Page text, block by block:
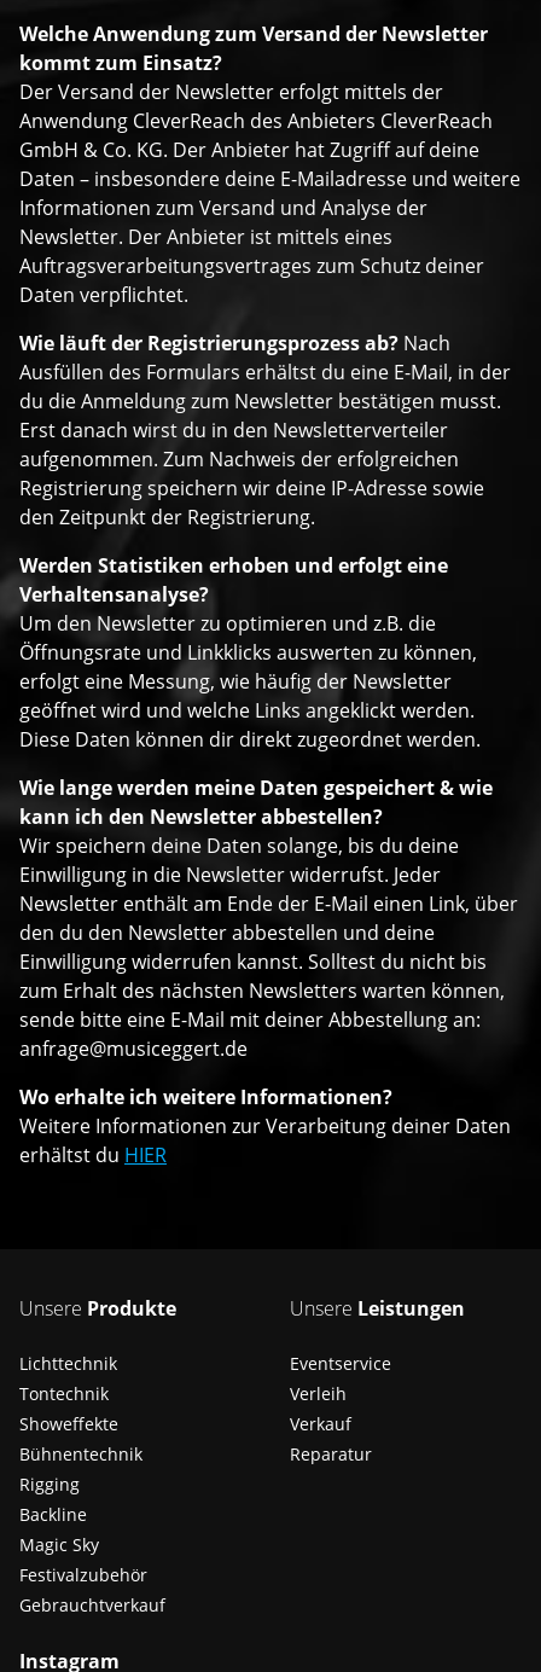
Welche Anwendung zum Versand der Newsletter
kommt zum Einsatz?
Der Versand der Newsletter erfolgt mittels der
Anwendung CleverReach des Anbieters CleverReach
GmbH & Co. KG. Der Anbieter hat Zugriff auf deine
Daten – insbesondere deine E-Mailadresse und weitere
Informationen zum Versand und Analyse der
Newsletter. Der Anbieter ist mittels eines
Auftragsverarbeitungsvertrages zum Schutz deiner
Daten verpflichtet.
Wie läuft der Registrierungsprozess ab? Nach
Ausfüllen des Formulars erhältst du eine E-Mail, in der
du die Anmeldung zum Newsletter bestätigen musst.
Erst danach wirst du in den Newsletterverteiler
aufgenommen. Zum Nachweis der erfolgreichen
Registrierung speichern wir deine IP-Adresse sowie
den Zeitpunkt der Registrierung.
Werden Statistiken erhoben und erfolgt eine
Verhaltensanalyse?
Um den Newsletter zu optimieren und z.B. die
Öffnungsrate und Linkklicks auswerten zu können,
erfolgt eine Messung, wie häufig der Newsletter
geöffnet wird und welche Links angeklickt werden.
Diese Daten können dir direkt zugeordnet werden.
Wie lange werden meine Daten gespeichert & wie
kann ich den Newsletter abbestellen?
Wir speichern deine Daten solange, bis du deine
Einwilligung in die Newsletter widerrufst. Jeder
Newsletter enthält am Ende der E-Mail einen Link, über
den du den Newsletter abbestellen und deine
Einwilligung widerrufen kannst. Solltest du nicht bis
zum Erhalt des nächsten Newsletters warten können,
sende bitte eine E-Mail mit deiner Abbestellung an:
anfrage@musiceggert.de
Wo erhalte ich weitere Informationen?
Weitere Informationen zur Verarbeitung deiner Daten
erhältst du HIER
Unsere Produkte
Lichttechnik
Tontechnik
Showeffekte
Bühnentechnik
Rigging
Backline
Magic Sky
Festivalzubehör
Gebrauchtverkauf
Unsere Leistungen
Eventservice
Verleih
Verkauf
Reparatur
Instagram